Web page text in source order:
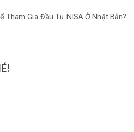
Tham Gia Đầu Tư NISA Ở Nhật Bản?